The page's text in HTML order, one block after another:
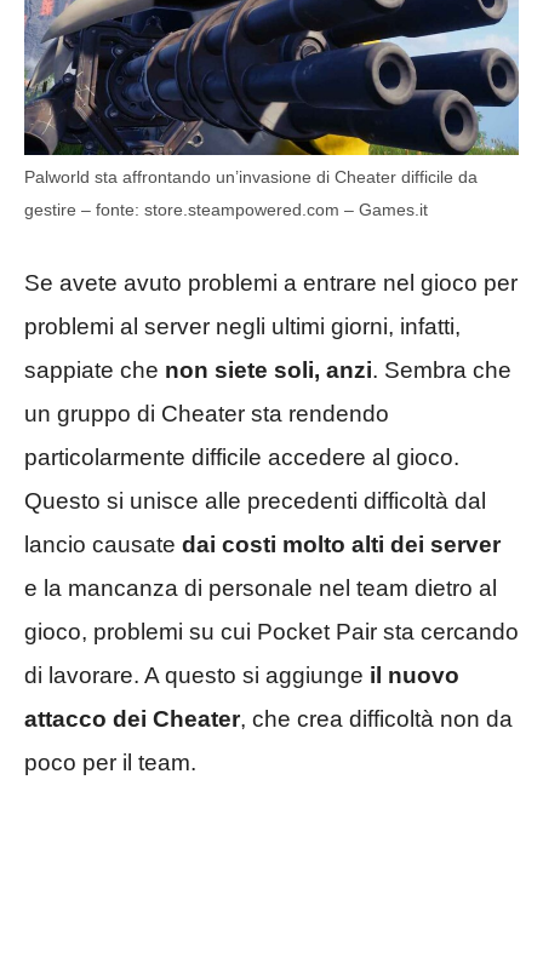
Palworld sta affrontando un’invasione di Cheater difficile da
gestire – fonte: store.steampowered.com – Games.it
Se avete avuto problemi a entrare nel gioco per
problemi al server negli ultimi giorni, infatti,
sappiate che non siete soli, anzi. Sembra che
un gruppo di Cheater sta rendendo
particolarmente difficile accedere al gioco.
Questo si unisce alle precedenti difficoltà dal
lancio causate dai costi molto alti dei server
e la mancanza di personale nel team dietro al
gioco, problemi su cui Pocket Pair sta cercando
di lavorare. A questo si aggiunge il nuovo
attacco dei Cheater, che crea difficoltà non da
poco per il team.